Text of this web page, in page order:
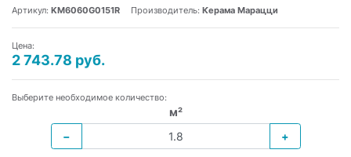
Артикул: KM6060G0151R Производитель: Керама Марацци
Цена:
2 743.78 руб.
Выберите необходимое количество:
м²
−
+